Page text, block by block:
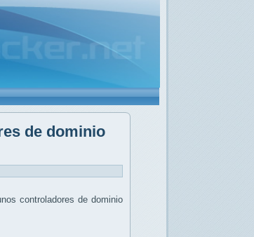
de dominio
controladores de dominio